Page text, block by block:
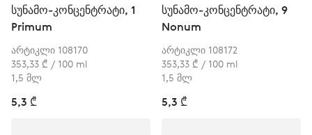
სუნამო-კონცენტრატი, 1
Primum
არტიკლი 108170
353,33 ₾ / 100 ml
1,5 მლ
5,3 ₾
სუნამო-კონცენტრატი, 9
Nonum
არტიკლი 108172
353,33 ₾ / 100 ml
1,5 მლ
5,3 ₾